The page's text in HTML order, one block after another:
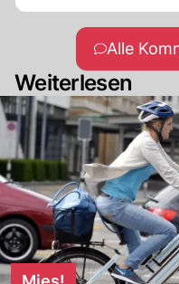
Alle
Weiterlesen